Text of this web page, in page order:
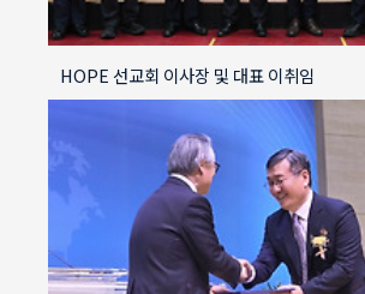
HOPE 선교회 이사장 및 대표 이취임